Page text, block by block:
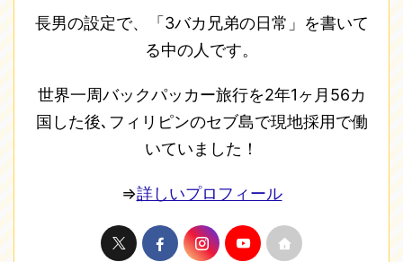
長男の設定で、「3バカ兄弟の日常」を書いて
る中の人です。
世界一周バックパッカー旅行を2年1ヶ月56カ
国した後､フィリピンのセブ島で現地採用で働
いていました！
⇒詳しいプロフィール